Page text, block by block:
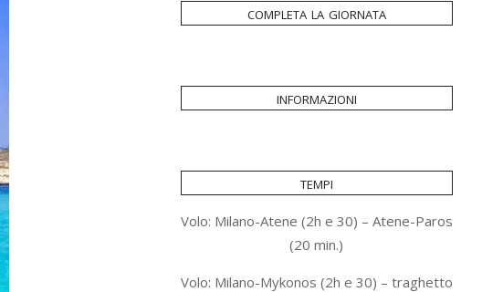
completa la giornata
informazioni
tempi
Volo: Milano-Atene (2h e 30) – Atene-Paros
(20 min.)
Volo: Milano-Mykonos (2h e 30) – traghetto